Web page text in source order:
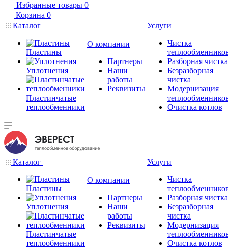
Избранные товары 0
Корзина 0
Каталог
Пластины
Уплотнения
Пластинчатые
теплообменники
О компании
Партнеры
Наши
работы
Реквизиты
Услуги
Чистка
Разборная чистка
Безразборная
чистка
Модернизация
Очистка котлов
Каталог
Пластины
Уплотнения
Пластинчатые
теплообменники
О компании
Партнеры
Наши
работы
Реквизиты
Услуги
Чистка
Разборная чистка
Безразборная
чистка
Модернизация
Очистка котлов